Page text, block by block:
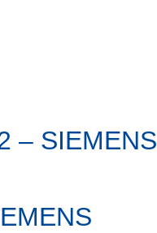
– SIEMENS